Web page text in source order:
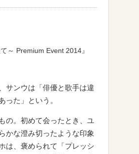
～ Premium Event 2014』
サンウは「俳優と歌手は違
った」という。
の。初めて会ったとき、ユ
かな澄み切ったような印象
は、褒められて「プレッシ